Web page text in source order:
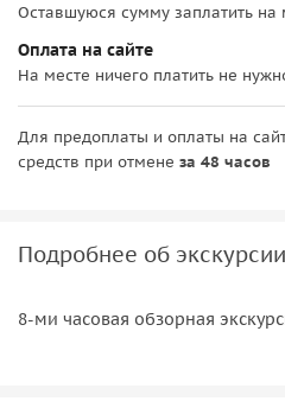
Оставшуюся сумму заплатить на
Оплата на сайте
На месте ничего платить не
Для предоплаты и оплаты на
средств при отмене за 48 часов
Подробнее об экскурсии
8-ми часовая обзорная